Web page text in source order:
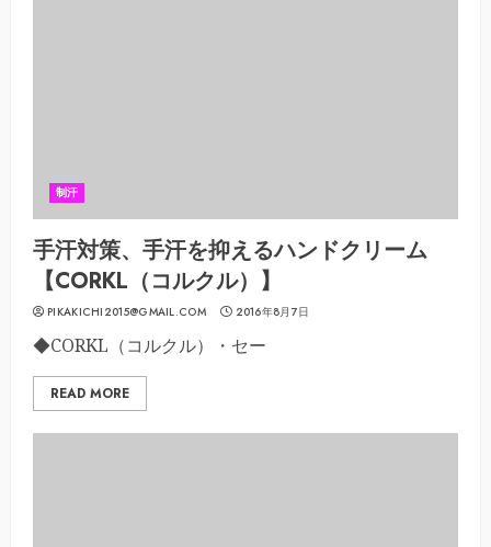
制汗
手汗対策、手汗を抑えるハンドクリーム
【CORKL（コルクル）】
PIKAKICHI2015@GMAIL.COM 2016年8月7日
◆CORKL（コルクル）・セー
READ MORE